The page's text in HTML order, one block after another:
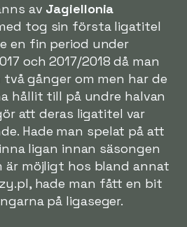
av Jagiellonia
tog sin första ligatitel
en fin period under
och 2017/2018 då man
gånger om men har de
hållit till på undre halvan
att deras ligatitel var
Hade man spelat på att
ligan innan säsongen
är möjligt hos bland annat
hade man fått en bit
på ligaseger.